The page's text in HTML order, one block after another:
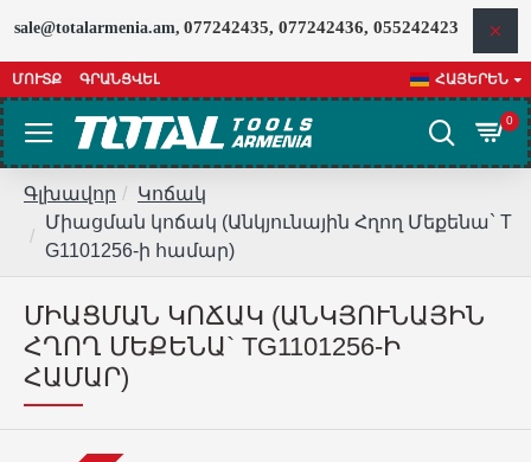
sale@totalarmenia.am, 077242435, 077242436, 055242423
ՄՈՒՏՔ ԳՐԱՆՑՎԵԼ ՀԱՅԵՐԵՆ
0
Գլխավոր
Կոճակ
Միացման կոճակ (Անկյունային Հղող Մեքենա` T
G1101256-ի համար)
ՄԻԱՑՄԱՆ ԿՈՃԱԿ (ԱՆԿՅՈՒՆԱՅԻՆ
ՀՂՈՂ ՄԵՔԵՆԱ` TG1101256-Ի
ՀԱՄԱՐ)